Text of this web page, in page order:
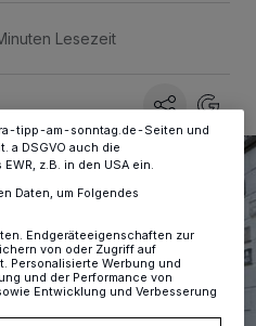
Lesezeit
um Ihre Einstellungen zu
indem Sie auf den Link
tipp-am-sonntag.de-Seiten und
a DSGVO auch die
z.B. in den USA ein.
Daten, um Folgendes
Endgeräteeigenschaften zur
von oder Zugriff auf
Personalisierte Werbung und
und der Performance von
Entwicklung und Verbesserung